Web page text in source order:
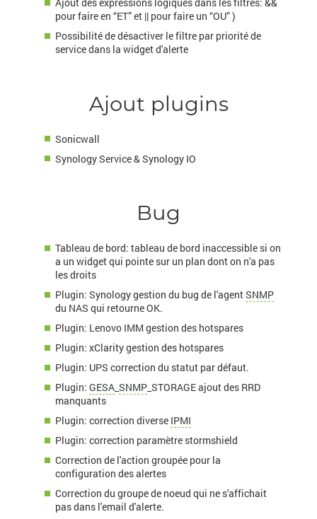
Ajout des expressions logiques dans les filtres: &&
pour faire en “ET” et || pour faire un “OU” )
Possibilité de désactiver le filtre par priorité de
service dans la widget d'alerte
Ajout plugins
Sonicwall
Synology Service & Synology IO
Bug
Tableau de bord: tableau de bord inaccessible si on
a un widget qui pointe sur un plan dont on n'a pas
les droits
Plugin: Synology gestion du bug de l'agentSNMP
du NAS qui retourne OK.
Plugin: Lenovo IMM gestion des hotspares
Plugin: xClarity gestion des hotspares
Plugin: UPS correction du statut par défaut.
Plugin: GESA SNMP _STORAGE ajout des RRD
manquants
Plugin: correction diverse IPMI
Plugin: correction paramètre stormshield
Correction de l'action groupée pour la
configuration des alertes
Correction du groupe de noeud qui ne s'affichait
pas dans l'email d'alerte.